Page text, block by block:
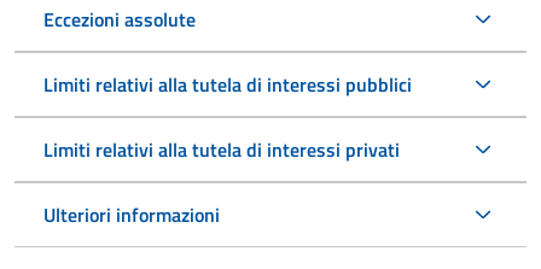
Eccezioni assolute
Limiti relativi alla tutela di interessi pubblici
Limiti relativi alla tutela di interessi privati
Ulteriori informazioni